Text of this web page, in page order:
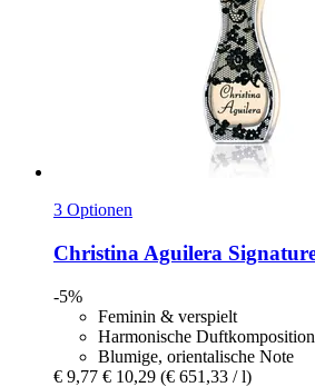
3 Optionen
Christina Aguilera
-5%
Feminin & verspielt
Harmonische Duftkomposition
Blumige, orientalische Note
€ 9,77 € 10,29 (€ 651,33 / l)